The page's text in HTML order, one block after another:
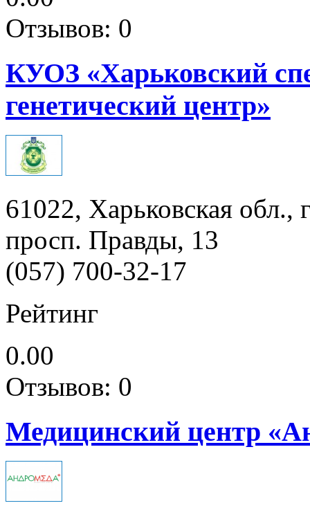
Отзывов: 0
КУОЗ «Харьковский
генетический центр»
61022, Харьковская
просп. Правды, 13
(057) 700-32-17
Рейтинг
0.00
Отзывов: 0
Медицинский центр